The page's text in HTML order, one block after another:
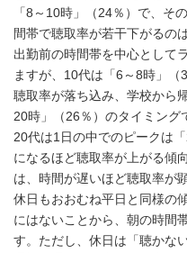
「8～10時」（24％）で、そ
間帯で聴取率が若干下がるの
出勤前の時間帯を中心として
ますが、10代は「6～8時」（
聴取率が落ち込み、学校から
20時」（26％）のタイミング
20代は1日の中でのピークは
になるほど聴取率が上がる傾
は、時間が遅いほど聴取率が
休日もおおむね平日と同様の
にはないことから、朝の時間
す。ただし、休日は「聴かな